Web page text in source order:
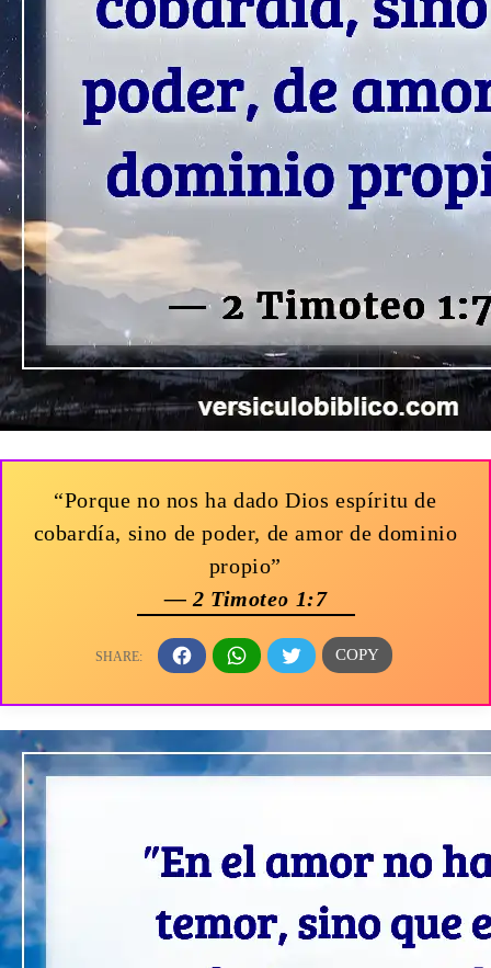
“Porque no nos ha dado Dios espíritu de
cobardía, sino de poder, de amor de dominio
propio”
— 2 Timoteo 1:7